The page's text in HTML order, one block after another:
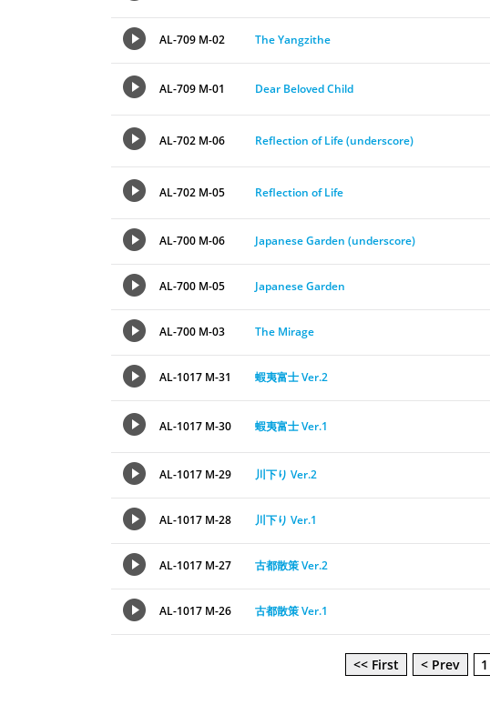
AL-709 M-02 The Yangzithe
AL-709 M-01 Dear Beloved Child
AL-702 M-06 Reflection of Life (underscore)
AL-702 M-05 Reflection of Life
AL-700 M-06 Japanese Garden (underscore)
AL-700 M-05 Japanese Garden
AL-700 M-03 The Mirage
AL-1017 M-31 蝦夷富士 Ver.2
AL-1017 M-30 蝦夷富士 Ver.1
AL-1017 M-29 川下り Ver.2
AL-1017 M-28 川下り Ver.1
AL-1017 M-27 古都散策 Ver.2
AL-1017 M-26 古都散策 Ver.1
<< First < Prev 1